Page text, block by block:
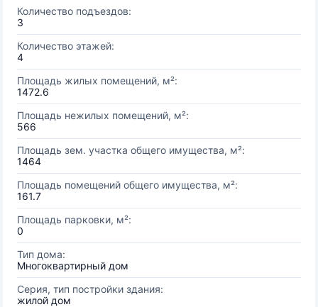
Количество подъездов:
3
Количество этажей:
4
Площадь жилых помещений, м²:
1472.6
Площадь нежилых помещений, м²:
566
Площадь зем. участка общего имущества, м²:
1464
Площадь помещений общего имущества, м²:
161.7
Площадь парковки, м²:
0
Тип дома:
Многоквартирный дом
Серия, тип постройки здания:
жилой дом